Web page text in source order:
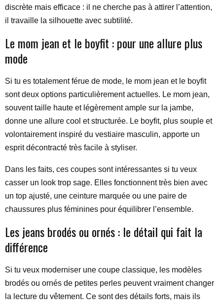
discrète mais efficace : il ne cherche pas à attirer l’attention,
il travaille la silhouette avec subtilité.
Le mom jean et le boyfit : pour une allure plus
mode
Si tu es totalement férue de mode, le mom jean et le boyfit
sont deux options particulièrement actuelles. Le mom jean,
souvent taille haute et légèrement ample sur la jambe,
donne une allure cool et structurée. Le boyfit, plus souple et
volontairement inspiré du vestiaire masculin, apporte un
esprit décontracté très facile à styliser.
Dans les faits, ces coupes sont intéressantes si tu veux
casser un look trop sage. Elles fonctionnent très bien avec
un top ajusté, une ceinture marquée ou une paire de
chaussures plus féminines pour équilibrer l’ensemble.
Les jeans brodés ou ornés : le détail qui fait la
différence
Si tu veux moderniser une coupe classique, les modèles
brodés ou ornés de petites perles peuvent vraiment changer
la lecture du vêtement. Ce sont des détails forts, mais ils